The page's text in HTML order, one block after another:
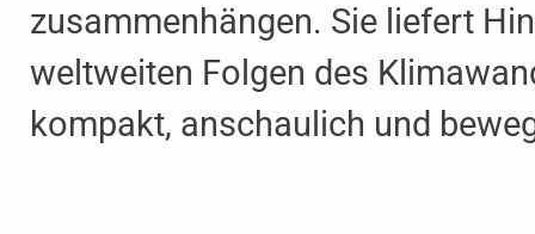
zusammenhängen. Sie liefert
weltweiten Folgen des
kompakt, anschaulich und